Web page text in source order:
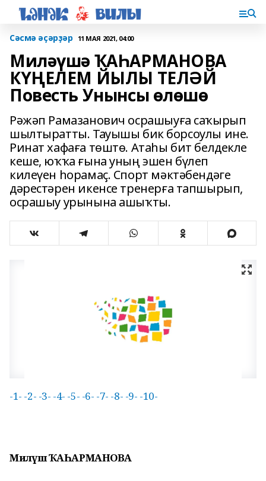
Сәсмә әҫәрҙәр 11 МАЯ 2021, 04:00
Миләүшә ҠАҺАРМАНОВА
КҮҢЕЛЕМ ЙЫЛЫ ТЕЛӘЙ
Повесть Унынсы өлөшө
Рәжәп Рамазанович осрашыуға саҡырып
шылтыратты. Тауышы бик борсоулы ине.
Ринат хафаға төштө. Атаһы бит белдекле
кеше, юҡҡа ғына уның эшен бүлеп
килеүен һорамаҫ. Спорт мәктәбендәге
дәрестәрен икенсе тренерға тапшырып,
осрашыу урынына ашыҡты.
-1- -2- -3- -4- -5- -6- -7- -8- -9- -10-
Миләүшә ҠАҺАРМАНОВА